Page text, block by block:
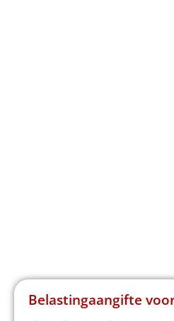
Belastingaangifte